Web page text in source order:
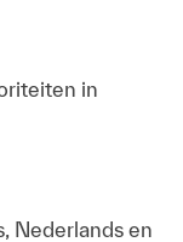
in
Nederlands en